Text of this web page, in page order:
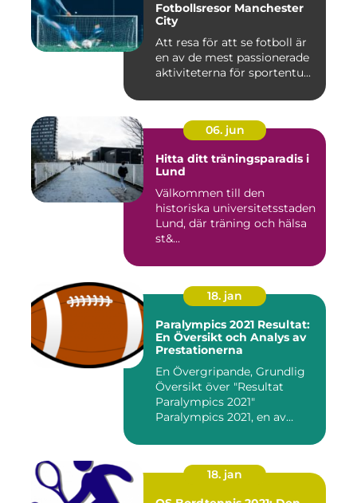
Fotbollsresor Manchester
City
Att resa för att se fotboll är
en av de mest passionerade
aktiviteterna för sportentu...
06. jun
Hitta ditt träningsparadis i
Lund
Välkommen till den
historiska universitetsstaden
Lund, där träning och hälsa
st&...
18. jan
Paralympics 2021 Resultat:
En Översikt och Analys av
Prestationerna
En Övergripande, Grundlig
Översikt över "Resultat
Paralympics 2021"
Paralympics 2021, en av
18. jan